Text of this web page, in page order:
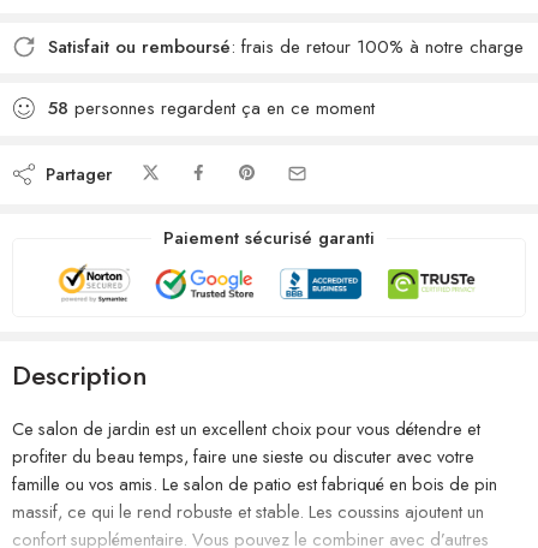
Satisfait ou remboursé: frais de retour 100% à notre charge
58 personnes regardent ça en ce moment
Partager
Paiement sécurisé garanti
Description
Ce salon de jardin est un excellent choix pour vous détendre et
profiter du beau temps, faire une sieste ou discuter avec votre
famille ou vos amis. Le salon de patio est fabriqué en bois de pin
massif, ce qui le rend robuste et stable. Les coussins ajoutent un
confort supplémentaire. Vous pouvez le combiner avec d’autres